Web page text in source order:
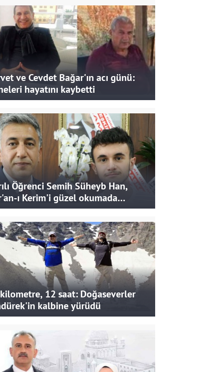
ve Cevdet Bağar'ın acı günü:
hayatını kaybetti
Öğrenci Semih Süheyb Han,
ı Kerim'i güzel okumada
ikincisi oldu
12 saat: Doğaseverler
kalbine yürüdü